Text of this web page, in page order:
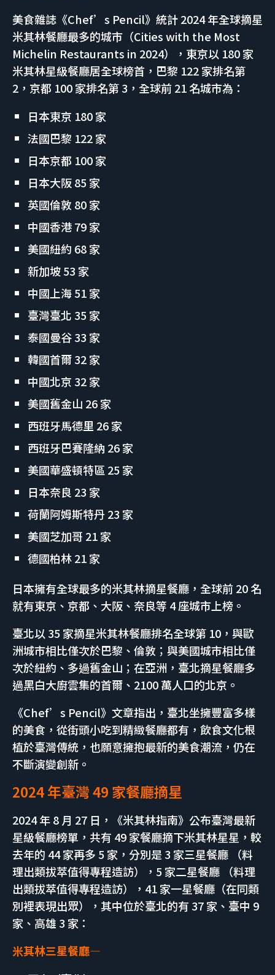
美食雜誌《Chef’s Pencil》統計 2024 年全球摘星
米其林餐廳最多的城市（Cities with the Most
Michelin Restaurants in 2024），東京以 180 家
米其林星級餐廳居全球榜首，巴黎 122 家排名第
2，京都 100 家排名第 3，全球前 21 名城市為：
日本東京 180 家
法國巴黎 122 家
日本京都 100 家
日本大阪 85 家
英國倫敦 80 家
中國香港 79 家
美國紐約 68 家
新加坡 53 家
中國上海 51 家
臺灣臺北 35 家
泰國曼谷 33 家
韓國首爾 32 家
中國北京 32 家
美國舊金山 26 家
西班牙馬德里 26 家
西班牙巴賽隆納 26 家
美國華盛頓特區 25 家
日本奈良 23 家
荷蘭阿姆斯特丹 23 家
美國芝加哥 21 家
德國柏林 21 家
日本擁有全球最多的米其林摘星餐廳，全球前 20 名
就有東京、京都、大阪、奈良等 4 座城市上榜。
臺北以 35 家摘星米其林餐廳排名全球第 10，與歐
洲城市相比僅次於巴黎、倫敦；與美國城市相比僅
次於紐約、多過舊金山；在亞洲，臺北摘星餐廳多
過黑白大廚雲集的首爾、2100 萬人口的北京。
《Chef’s Pencil》文章指出，臺北坐擁豐富多樣
的美食，從街頭小吃到精緻餐廳都有，飲食文化根
植於臺灣傳統，也願意擁抱最新的美食潮流，仍在
不斷演變創新。
2024 年臺灣 49 家餐廳摘星
2024 年 8 月 27 日，《米其林指南》公布臺灣最新
星級餐廳榜單，共有 49 家餐廳摘下米其林星星，較
去年的 44 家再多 5 家，分別是 3 家三星餐廳 （料
理出類拔萃值得專程造訪），5 家二星餐廳 （料理
出類拔萃值得專程造訪），41 家一星餐廳（在同類
別裡表現出眾），其中位於臺北的有 37 家、臺中 9
家、高雄 3 家：
米其林三星餐廳—